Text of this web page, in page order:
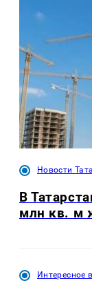
Новости
В
млн кв. м
Интересное